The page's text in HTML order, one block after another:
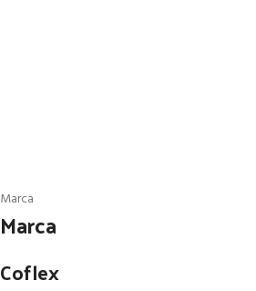
Marca
Marca
Coflex